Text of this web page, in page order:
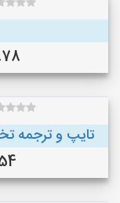
تایپ و ترجمه